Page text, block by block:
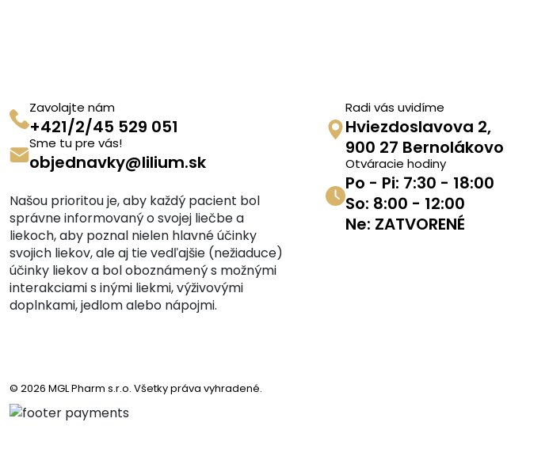
Zavolajte nám
+421/2/45 529 051
Sme tu pre vás!
objednavky@lilium.sk
Našou prioritou je, aby každý pacient bol
správne informovaný o svojej liečbe a
liekoch, aby poznal nielen hlavné účinky
svojich liekov, ale aj tie vedľajšie (nežiaduce)
účinky liekov a bol oboznámený s možnými
interakciami s inými liekmi, výživovými
doplnkami, jedlom alebo nápojmi.
Radi vás uvidíme
Hviezdoslavova 2,
900 27 Bernolákovo
Otváracie hodiny
Po - Pi: 7:30 - 18:00
So: 8:00 - 12:00
Ne: ZATVORENÉ
© 2026 MGL Pharm s.r.o. Všetky práva vyhradené.